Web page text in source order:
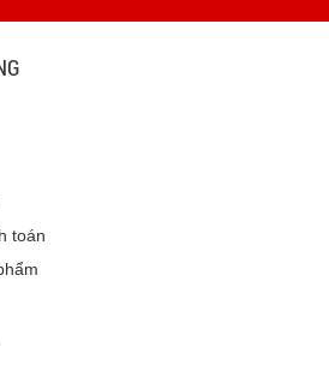
CHẤT LƯỢNG
toán